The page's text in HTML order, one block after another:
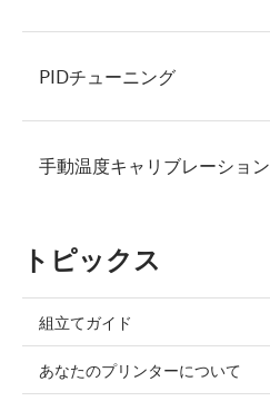
PIDチューニング
手動温度キャリブレーション
トピックス
組立てガイド
あなたのプリンターについて